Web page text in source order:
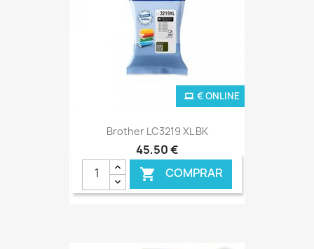
Brother LC3219 XL BK
45,50 €
 COMPRAR
€ ONLINE